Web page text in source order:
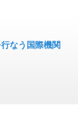
なう国際機関